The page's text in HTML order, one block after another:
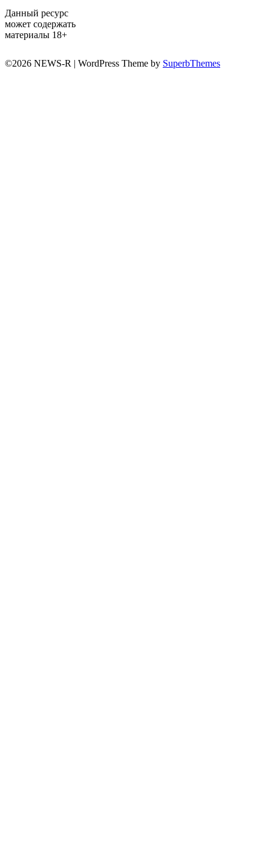
Данный ресурс
может содержать
материалы 18+
©2026 NEWS-R | WordPress Theme by SuperbThemes